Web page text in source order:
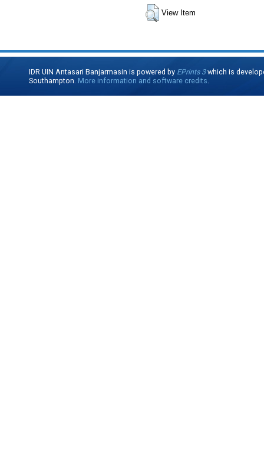
View Item
IDR UIN Antasari Banjarmasin is powered by EPrints 3which is
Southampton. More information and software credits.